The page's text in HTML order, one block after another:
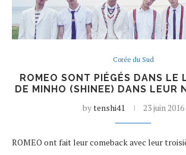
Corée du Sud
ROMEO SONT PIÉGÉS DANS LE
DE MINHO (SHINEE) DANS LEUR
bytenshi41 23 juin 2016
ROMEO ont fait leur comeback avec leur